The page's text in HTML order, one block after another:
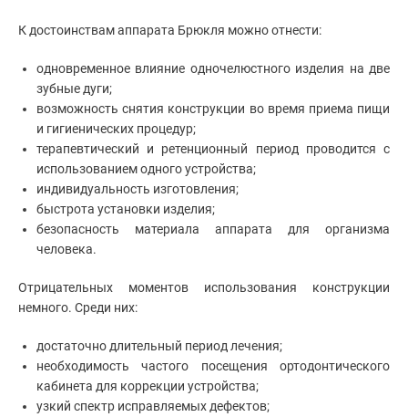
К достоинствам аппарата Брюкля можно отнести:
одновременное влияние одночелюстного изделия на две
зубные дуги;
возможность снятия конструкции во время приема пищи
и гигиенических процедур;
терапевтический и ретенционный период проводится с
использованием одного устройства;
индивидуальность изготовления;
быстрота установки изделия;
безопасность материала аппарата для организма
человека.
Отрицательных моментов использования конструкции
немного. Среди них:
достаточно длительный период лечения;
необходимость частого посещения ортодонтического
кабинета для коррекции устройства;
узкий спектр исправляемых дефектов;